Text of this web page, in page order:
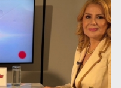
în a doua